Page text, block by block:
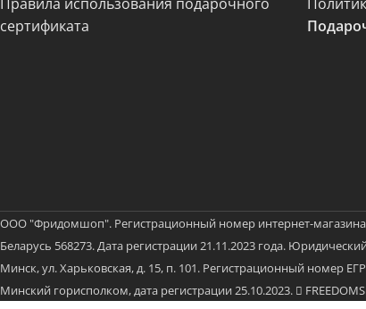
сертификата
ООО "Фридомшоп". Регистрационный номер интернет-магазина
Беларусь 568273. Дата регистрации 21.11.2023 года.
Минск, ул. Харьковская, д. 15, п. 101. Регистрационный номер
Минский горисполком, дата регистрации 25.10.2023.